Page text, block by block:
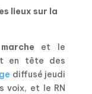
lieux sur la
et le
en tête des
diffusé jeudi
voix, et le RN